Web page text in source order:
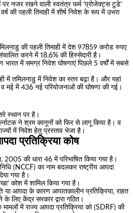
पर नजर रखने वाली स्वतंत्र फर्म ‘प्रोजेक्ट्स टुडे’
की पहली तिमाही में शीर्ष निवेश के रूप में उभरा
की पहली तिमाही में देश 97859 करोड रुपए
करने में 18.6% की हिस्सेदारी है।
भारत में समग्र निवेश घोषणाएं पिछले 5 वर्षों में सबसे
में तमिलनाडु में निवेश का स्तर बढ़ा है। और यहां
मई में 436 नई परियोजनाओं की घोषणा की गई।
स्थान पर है।
ने श्रम कानूनों को फिर से लागू किया है। व
में निवेश हेतु प्रस्ताव भेजा है।
प्रतिक्रिया कोष
की धारा 46 में परिभाषित किया गया है।
(NCCF) का नाम बदलकर राष्ट्रीय आपदा
गया है।
कोश में शामिल किया गया है।
या आपदा के कारण आपातकालीन प्रतिक्रिया, राहत
लिए केंद्र सरकार द्वारा गठित।
में राज्य आपदा प्रतिक्रिया को (SDRF) की